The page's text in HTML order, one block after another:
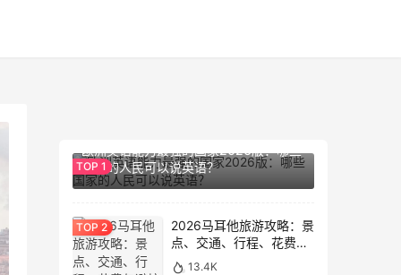
欧洲英语能力最强的国家2026版：哪些
国家的人民可以说英语？
2026马耳他旅游攻略：景
点、交通、行程、花费与
避坑指南
13.4K